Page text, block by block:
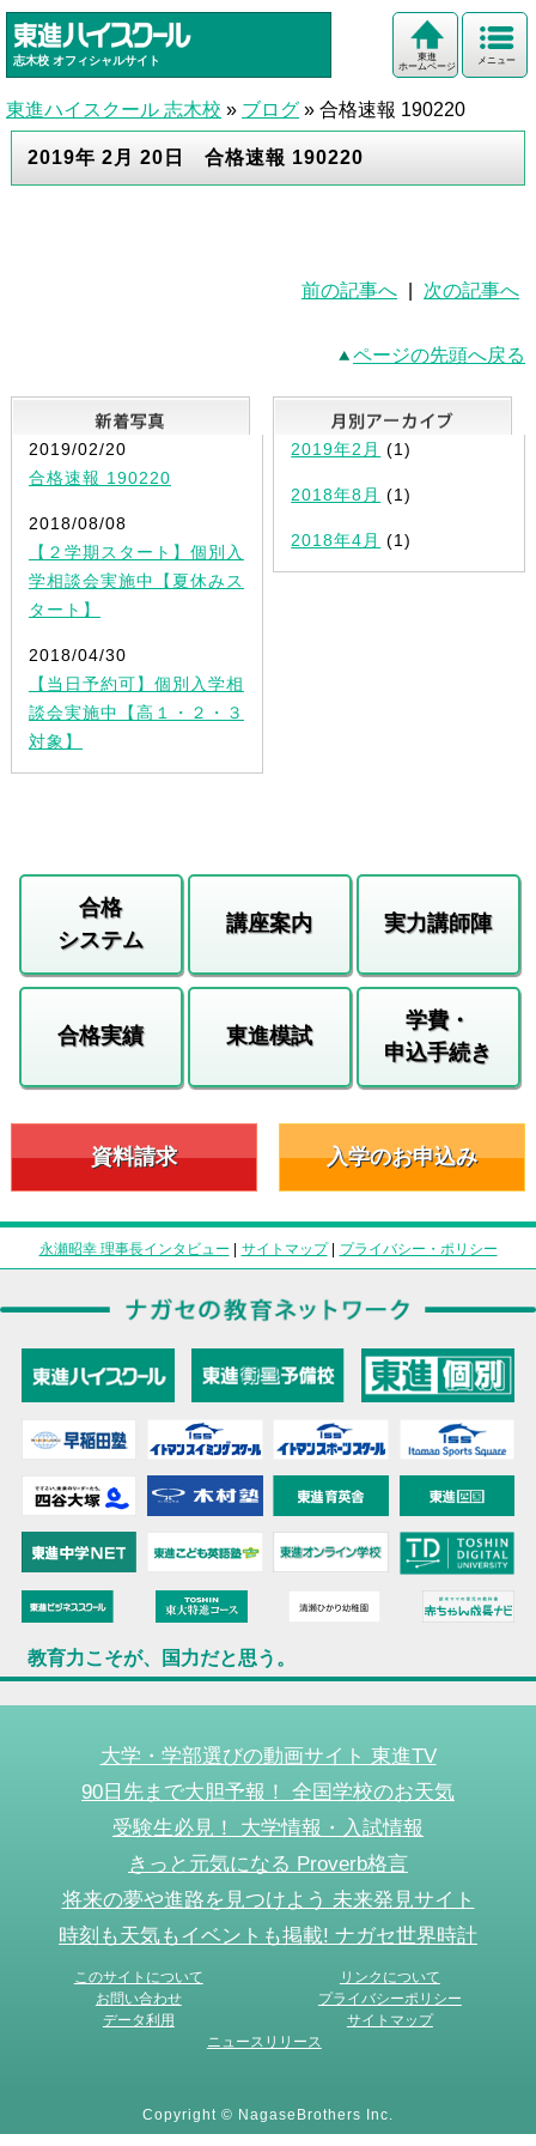
志木校 オフィシャルサイト メニュー
東進
ホームページ
東進ハイスクール 志木校 » ブログ » 合格速報 190220
2019年 2月 20日 合格速報 190220
前の記事へ 次の記事へ
ページの先頭へ戻る
新着写真
2019/02/20
合格速報 190220
2018/08/08
【２学期スタート】個別入
学相談会実施中【夏休みス
タート】
2018/04/30
【当日予約可】個別入学相
談会実施中【高１・２・３
対象】
2019年2月 (1)
2018年8月 (1)
2018年4月 (1)
合格
システム
講座案内 実力講師陣
合格実績 東進模試
学費・
申込手続き
資料請求 入学のお申込み
永瀬昭幸 理事長インタビュー | サイトマップ| プライバシー・ポリシー
教育力こそが、国力だと思う。
大学・学部選びの動画サイト 東進TV
90日先まで大胆予報！ 全国学校のお天気
受験生必見！ 大学情報・入試情報
きっと元気になる Proverb格言
将来の夢や進路を見つけよう 未来発見サイト
時刻も天気もイベントも掲載! ナガセ世界時計
このサイトについて
リンクについて
お問い合わせ
プライバシーポリシー
データ利用
サイトマップ
ニュースリリース
Copyright © NagaseBrothers Inc.